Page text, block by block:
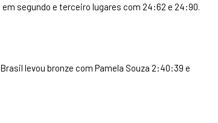
segundo e terceiro lugares com 24:62 e 24:90.
levou bronze com Pamela Souza 2:40:39 e